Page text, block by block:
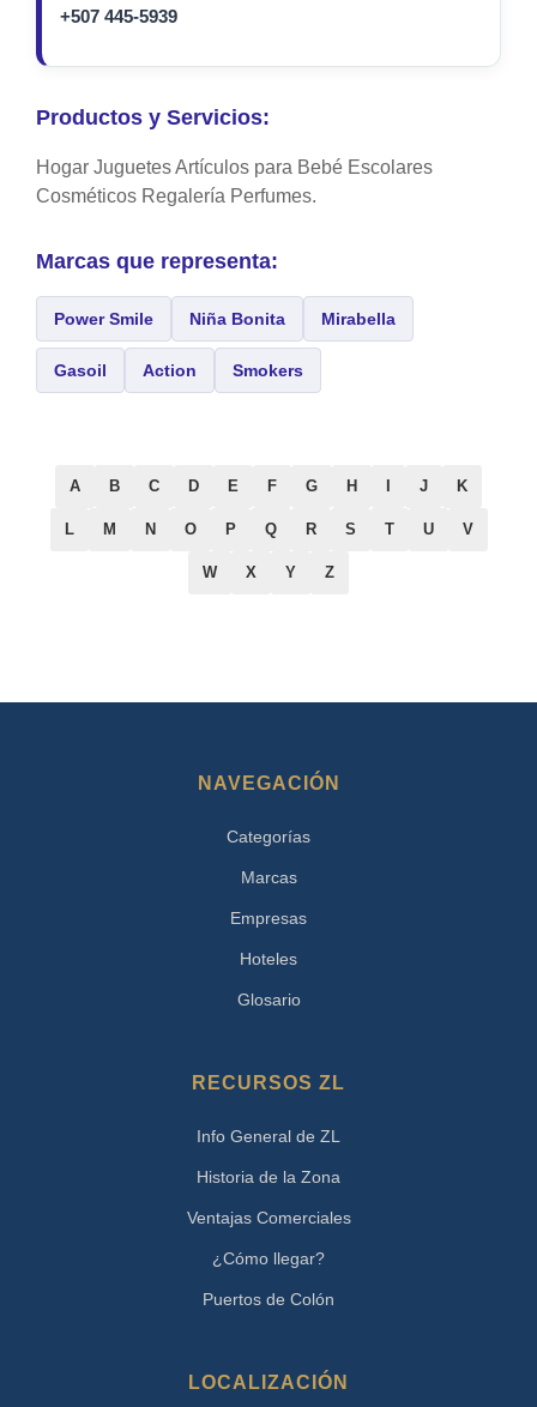
+507 445-5939
Productos y Servicios:
Hogar Juguetes Artículos para Bebé Escolares
Cosméticos Regalería Perfumes.
Marcas que representa:
Power Smile Niña Bonita Mirabella
Gasoil Action Smokers
A B C D E F G H J K
L M N O P Q R S T U V
W X Y Z
NAVEGACIÓN
Categorías
Marcas
Empresas
Hoteles
Glosario
RECURSOS ZL
Info General de ZL
Historia de la Zona
Ventajas Comerciales
¿Cómo llegar?
Puertos de Colón
LOCALIZACIÓN